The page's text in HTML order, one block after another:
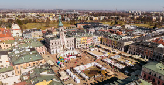
Szukaj w serwisie